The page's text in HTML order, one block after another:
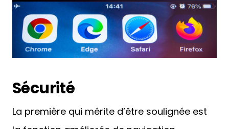
Sécurité
La première qui mérite d’être soulignée est